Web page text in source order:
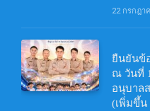
22 กรกฎา
ยืนยันข้
ณ วันที่
อนุบาล
(เพิ่มขึ้น